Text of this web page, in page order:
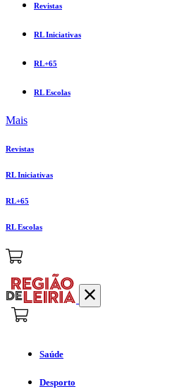
Revistas
RL Iniciativas
RL+65
RL Escolas
Mais
Revistas
RL Iniciativas
RL+65
RL Escolas
Saúde
Desporto